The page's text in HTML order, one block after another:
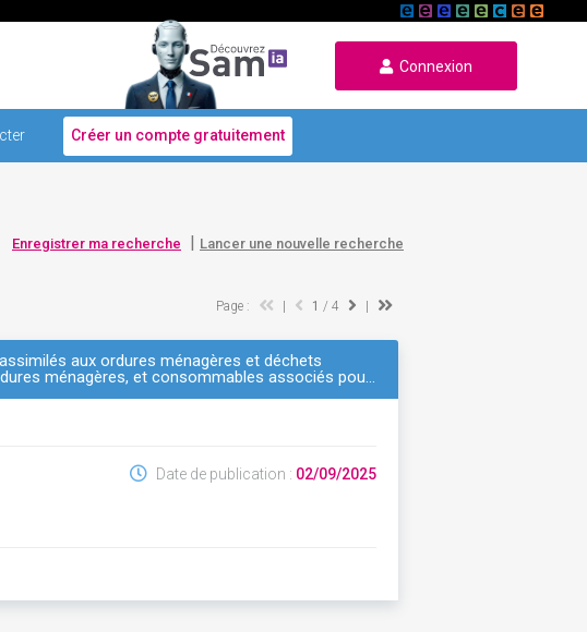
Connexion
Créer un compte gratuitement
Enregistrer ma recherche | Lancer une nouvelle recherche
Page : 1 / 4
aux ordures ménagères et déchets
ménagères, et consommables associés pou…
Date de publication : 02/09/2025